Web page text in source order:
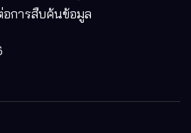
อการสืบค้นข้อมูล